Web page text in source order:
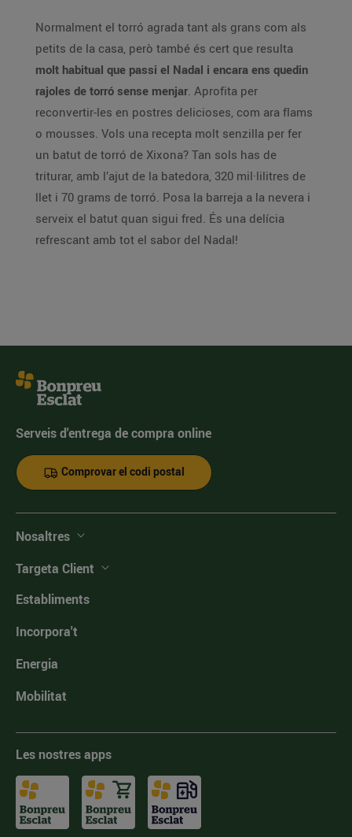
Normalment el torró agrada tant als grans com als
petits de la casa, però també és cert que resulta
molt habitual que passi el Nadal i encara ens quedin
rajoles de torró sense menjar. Aprofita per
reconvertir-les en postres delicioses, com ara flams
o mousses. Vols una recepta molt senzilla per fer
un batut de torró de Xixona? Tan sols has de
triturar, amb l’ajut de la batedora, 320 mil·lilitres de
llet i 70 grams de torró. Posa la barreja a la nevera i
serveix el batut quan sigui fred. És una delícia
refrescant amb tot el sabor del Nadal!
Serveis d'entrega de compra online
Comprovar el codi postal
Nosaltres
Targeta Client
Establiments
Incorpora't
Energia
Mobilitat
Les nostres apps